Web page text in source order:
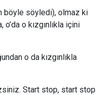
böyle söyledi), olmaz ki
o kızgınlıkla içini
o da kızgınlıkla
Start stop, start stop